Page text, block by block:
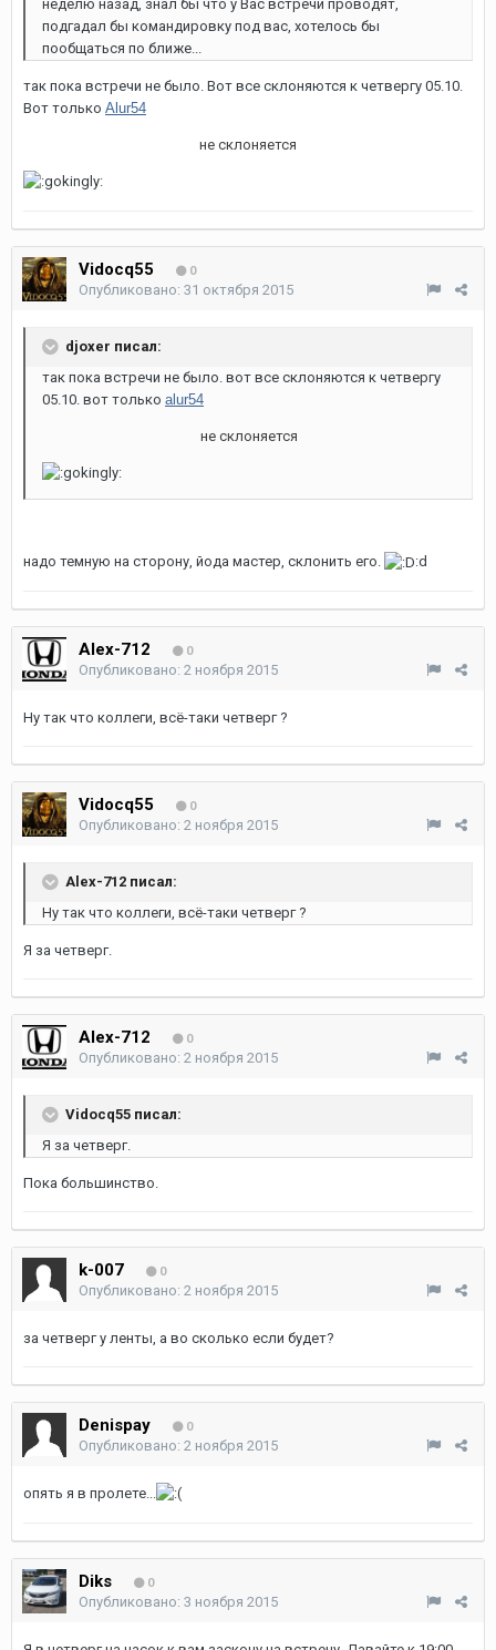
неделю назад, знал бы что у Вас встречи проводят,
подгадал бы командировку под вас, хотелось бы
пообщаться по ближе...
так пока встречи не было. Вот все склоняются к четвергу 05.10.
Вот только Alur54
не склоняется
Vidocq55 0
Опубликовано: 31 октября 2015
djoxer писал:
так пока встречи не было. вот все склоняются к четвергу
05.10. вот только alur54
не склоняется
надо темную на сторону, йода мастер, склонить его. :d
Alex-712 0
Опубликовано: 2 ноября 2015
Ну так что коллеги, всё-таки четверг ?
Vidocq55 0
Опубликовано: 2 ноября 2015
Alex-712 писал:
Ну так что коллеги, всё-таки четверг ?
Я за четверг.
Alex-712 0
Опубликовано: 2 ноября 2015
Vidocq55 писал:
Я за четверг.
Пока большинство.
k-007 0
Опубликовано: 2 ноября 2015
за четверг у ленты, а во сколько если будет?
Denispay 0
Опубликовано: 2 ноября 2015
опять я в пролете...
Diks 0
Опубликовано: 3 ноября 2015